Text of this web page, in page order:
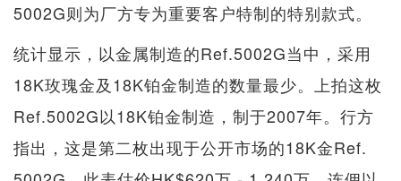
5002G则为厂方专为重要客户特制的特别款式。
统计显示，以金属制造的Ref.5002G当中，采用
18K玫瑰金及18K铂金制造的数量最少。上拍这枚
Ref.5002G以18K铂金制造，制于2007年。行方
指出，这是第二枚出现于公开市场的18K金Ref.